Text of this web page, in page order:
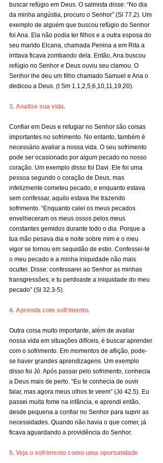
buscar refúgio em Deus. O salmista disse: “No dia
da minha angústia, procuro o Senhor” (Sl 77.2). Um
exemplo de alguém que buscou refúgio do Senhor
foi Ana. Ela não podia ter filhos e a outra esposa do
seu marido Elcana, chamada Penina a em Rita a
irritava ficava zombando dela. Então, Ana buscou
refúgio no Senhor e Deus ouviu seu clamou. O
Senhor lhe deu um filho chamado Samuel e Ana o
dedicou a Deus. (I Sm 1.1,2,5,6,10,11,19,20).
3. Analise sua vida.
Confiar em Deus e refugiar no Senhor são coisas
importantes no sofrimento. No entanto, também é
necessário avaliar a nossa vida. O seu sofrimento
pode ser ocasionado por algum pecado no nosso
coração. Um exemplo disso foi Davi. Ele foi uma
pessoa segundo o coração de Deus, mas
infelizmente cometeu pecado, e enquanto estava
sem confessar, aquilo estava lhe trazendo
sofrimento. “Enquanto calei os meus pecados
envelheceram os meus ossos pelos meus
constantes gemidos durante todo o dia. Porque a
tua mão pesava dia e noite sobre mim e o meu
vigor se tornou em sequidão de estio. Confessei-te
o meu pecado e a minha iniquidade não mais
ocultei. Disse: confessarei ao Senhor as minhas
transgressões; e tu perdoaste a iniquidade do meu
pecado” (Sl 32.3-5).
4. Aprenda com sofrimento.
Outra coisa muito importante, além de avaliar
nossa vida em situações difíceis, é buscar aprender
com o sofrimento. Em momentos de aflição, pode-
se haver grandes aprendizagens. Um exemplo
disso foi Jó. Após passar pelo sofrimento, conhecia
a Deus mais de perto. “Eu te conhecia de ouvir
falar, mas agora meus olhos te veem” (Jó 42.5). Eu
passei muita fome na infância, e aprendi então,
desde pequena a confiar no Senhor para suprir as
necessidades. Quando não havia o que comer, já
ficava aguardando a providência do Senhor.
5. Veja o sofrimento como uma oportunidade